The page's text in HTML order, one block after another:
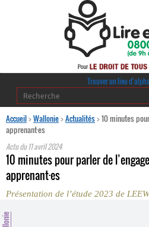
Trouver un lieu
Accueil>Wallonie>Actualités>10 minutes
apprenant·es
Actu du11 avril 2024
10 minutes pour parler de
apprenant·es
Présentation de l’étude 2023 de